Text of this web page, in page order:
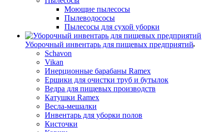
Моющие пылесосы
Пылеводососы
Пылесосы для сухой уборки
Уборочный инвентарь для пищевых предприятий
Schavon
Vikan
Инерционные барабаны Ramex
Ершики для очистки труб и бутылок
Ведра для пищевых производств
Катушки Ramex
Весла-мешалки
Инвентарь для уборки полов
Кисточки